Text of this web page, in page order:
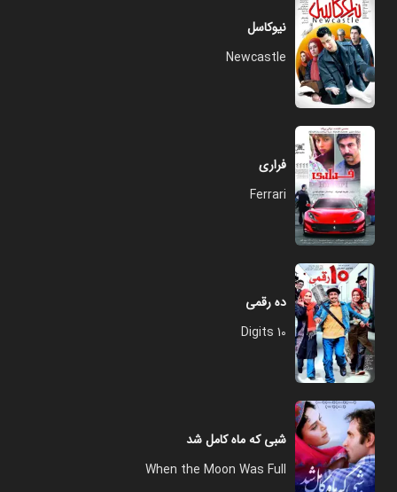
نیوکاسل
Newcastle
فراری
Ferrari
ده رقمی
10 Digits
شبی که ماه کامل شد
When the Moon Was Full